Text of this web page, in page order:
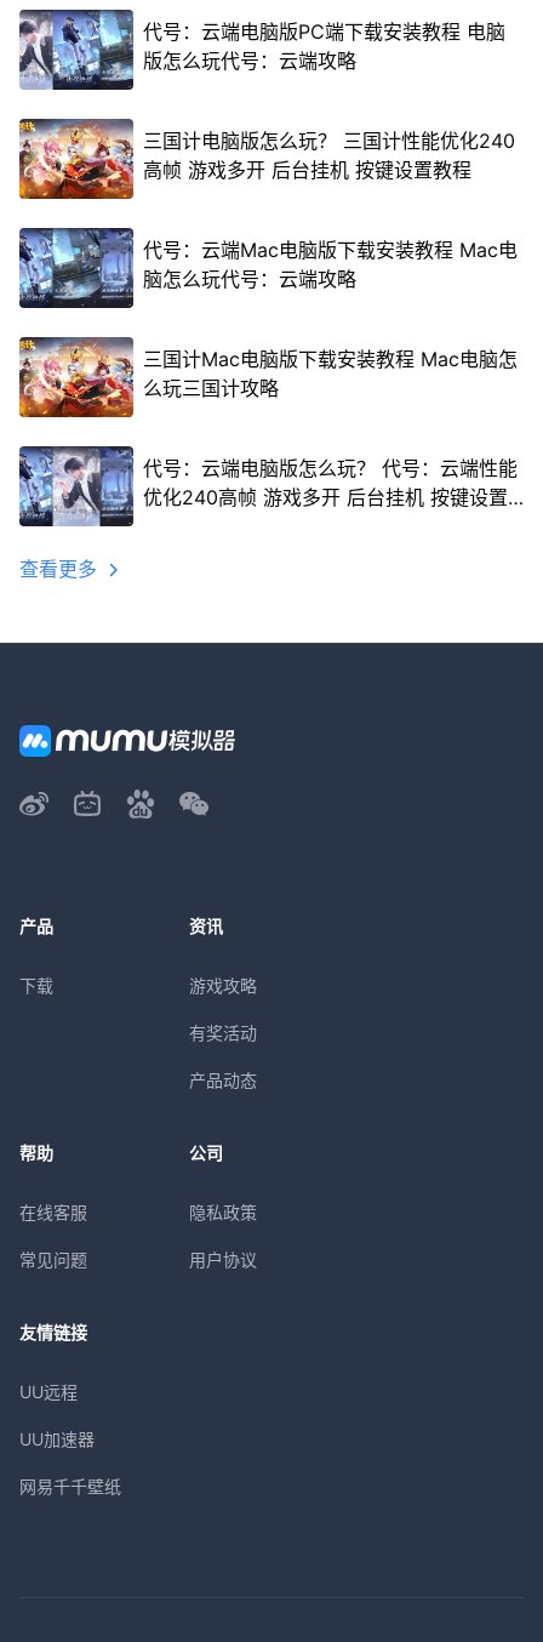
代号：云端电脑版PC端下载安装教程 电脑
版怎么玩代号：云端攻略
三国计电脑版怎么玩？ 三国计性能优化240
高帧 游戏多开 后台挂机 按键设置教程
代号：云端Mac电脑版下载安装教程 Mac电
脑怎么玩代号：云端攻略
三国计Mac电脑版下载安装教程 Mac电脑怎
么玩三国计攻略
代号：云端电脑版怎么玩？ 代号：云端性能
优化240高帧 游戏多开 后台挂机 按键设置
查看更多
产品
下载
资讯
游戏攻略
有奖活动
产品动态
帮助
在线客服
常见问题
公司
隐私政策
用户协议
友情链接
UU远程
UU加速器
网易千千壁纸